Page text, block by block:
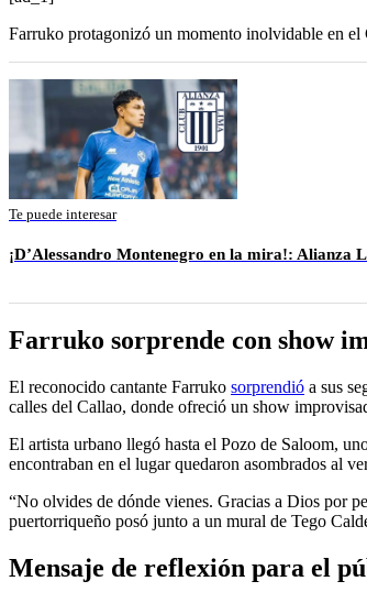
Farruko protagonizó un momento inolvidable en
Te puede interesar
¡D’Alessandro Montenegro en la mira!: Alianza
Farruko sorprende con show
El reconocido cantante Farruko sorprendió a sus
calles del Callao, donde ofreció un show
El artista urbano llegó hasta el Pozo de Saloom,
encontraban en el lugar quedaron asombrados al
“No olvides de dónde vienes. Gracias a Dios por
puertorriqueño posó junto a un mural de Tego
Mensaje de reflexión para el